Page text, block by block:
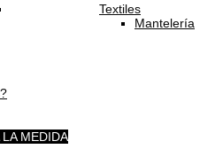
Textiles
Mantelería
LA MEDIDA